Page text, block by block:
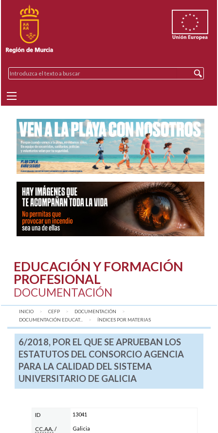
EDUCACIÓN Y FORMACIÓN
PROFESIONAL
DOCUMENTACIÓN
INICIO CEFP
DOCUMENTACIÓN
DOCUMENTACIÓN EDUCAT...
AQUÍ:
ÍNDICES POR MATERIAS
6/2018, POR EL QUE SE APRUEBAN LOS
ESTATUTOS DEL CONSORCIO AGENCIA
PARA LA CALIDAD DEL SISTEMA
UNIVERSITARIO DE GALICIA
ID 13041
CC.AA. /
Galicia